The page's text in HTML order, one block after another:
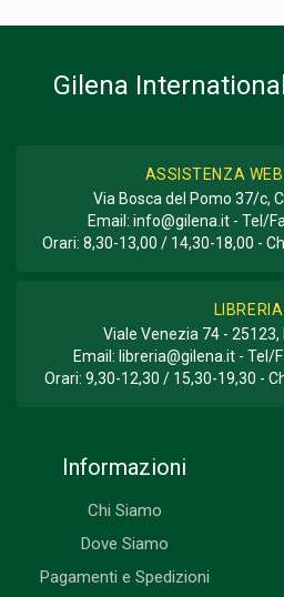
Gilena
ASSISTENZA WEB
Via Bosca del Pomo 37/c,
Email: info@gilena.it- Tel/
Orari: 8,30-13,00 / 14,30-18,00 -
LIBRERIA
Viale Venezia 74 - 25123,
Email: libreria@gilena.it- Tel/
Orari: 9,30-12,30 / 15,30-19,30 -
Informazioni
Chi Siamo
Dove Siamo
Pagamenti e Spedizioni